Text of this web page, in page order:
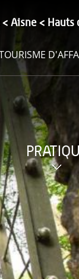
Aisne Hauts